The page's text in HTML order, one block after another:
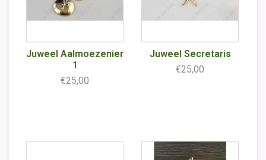
Juweel Aalmoezenier
1
€25,00
Juweel Secretaris
€25,00